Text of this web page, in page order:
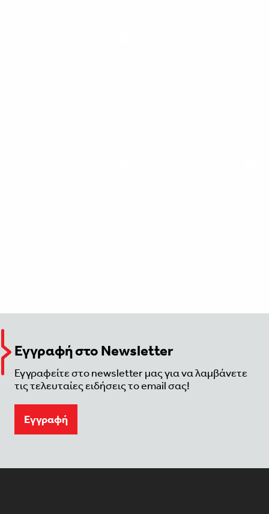
Εγγραφή στο Newsletter
Εγγραφείτε στο newsletter μας για να λαμβάνετε
τις τελευταίες ειδήσεις το email σας!
Eγγραφή